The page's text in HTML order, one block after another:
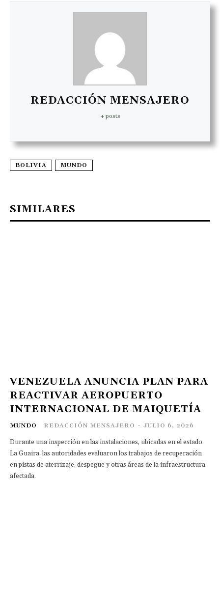
REDACCIÓN MENSAJERO
+ posts
BOLIVIA MUNDO
SIMILARES
VENEZUELA ANUNCIA PLAN PARA
REACTIVAR AEROPUERTO
INTERNACIONAL DE MAIQUETÍA
MUNDO REDACCIÓN MENSAJERO - JULIO 6, 2026
Durante una inspección en las instalaciones, ubicadas en el estado
La Guaira, las autoridades evaluaron los trabajos de recuperación
en pistas de aterrizaje, despegue y otras áreas de la infraestructura
afectada.